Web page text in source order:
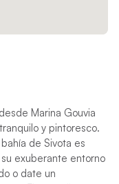
Marina Gouvia
y pintoresco.
de Sivota es
exuberante entorno
o date un